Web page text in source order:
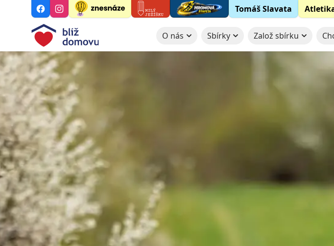
Tomáš Slavata
O nás Sbírky Založ sbírku